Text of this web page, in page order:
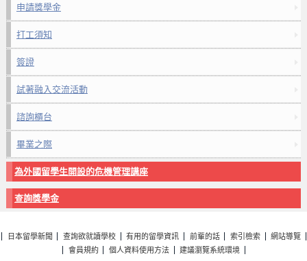
申請獎學金
打工須知
簽證
試著融入交流活動
諮詢櫃台
畢業之際
為外國留學生開設的危機管理講座
查詢獎學金
日本留學新聞 查詢欲就讀學校 有用的留學資訊 前輩的話 索引檢索
網站導覽
會員規約
個人資料使用方法 建議瀏覽系統環境